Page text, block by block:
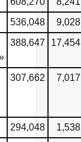
536,048
388,647
307,662
294,048